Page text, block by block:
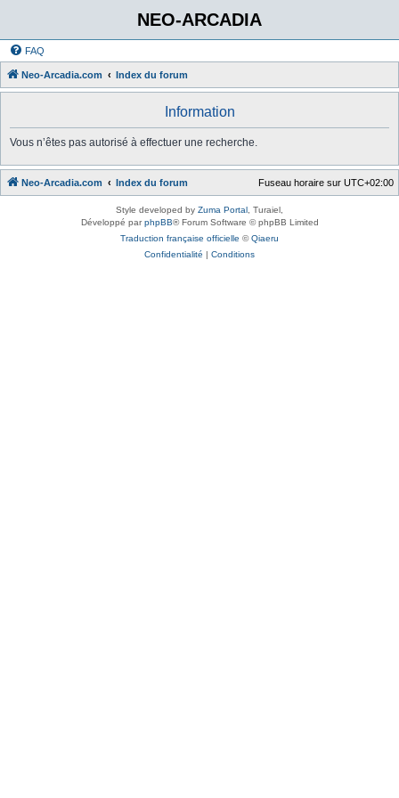
NEO-ARCADIA
FAQ
Neo-Arcadia.com Index du forum
Information
Vous n’êtes pas autorisé à effectuer une recherche.
Neo-Arcadia.com Index du forum Fuseau horaire sur UTC+02:00
Style developed by Zuma Portal , Turaiel,
Développé parphpBB® Forum Software © phpBB Limited
Traduction française officielle ©Qiaeru
Confidentialité | Conditions